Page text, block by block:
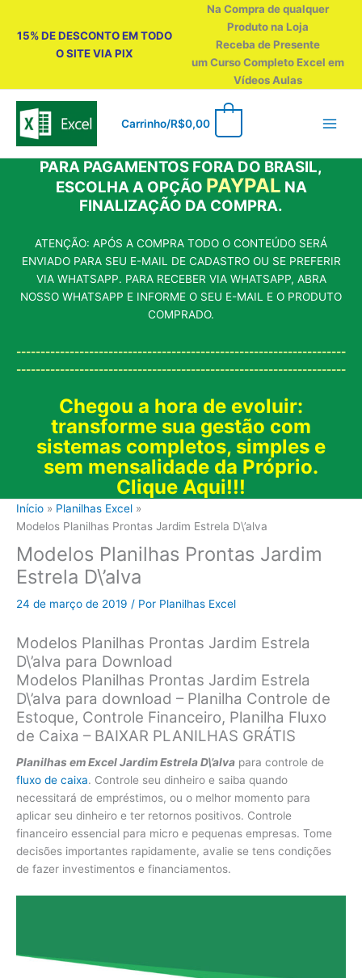
15% DE DESCONTO EM TODO
O SITE VIA PIX
Na Compra de qualquer
Produto na Loja
Receba de Presente
um Curso Completo Excel em
Vídeos Aulas
Carrinho/R$0,00
PARA PAGAMENTOS FORA DO BRASIL,
ESCOLHA A OPÇÃO PAYPAL NA
FINALIZAÇÃO DA COMPRA.
ATENÇÃO: APÓS A COMPRA TODO O CONTEÚDO SERÁ
ENVIADO PARA SEU E-MAIL DE CADASTRO OU SE PREFERIR
VIA WHATSAPP. PARA RECEBER VIA WHATSAPP, ABRA
NOSSO WHATSAPP E INFORME O SEU E-MAIL E O PRODUTO
COMPRADO.
--------------------------------------------------------------------
--------------------------------------------------------------------
Chegou a hora de evoluir:
transforme sua gestão com
sistemas completos, simples e
sem mensalidade da Próprio.
Clique Aqui!!!
Início
Planilhas Excel
Modelos Planilhas Prontas Jardim Estrela D\’alva
Modelos Planilhas Prontas Jardim
Estrela D\’alva
24 de março de 2019 / Por Planilhas Excel
Modelos Planilhas Prontas Jardim Estrela
D\’alva para Download
Modelos Planilhas Prontas Jardim Estrela
D\’alva para download – Planilha Controle de
Estoque, Controle Financeiro, Planilha Fluxo
de Caixa – BAIXAR PLANILHAS GRÁTIS
Planilhas em Excel Jardim Estrela D\’alva para controle de
fluxo de caixa. Controle seu dinheiro e saiba quando
necessitará de empréstimos, ou o melhor momento para
aplicar seu dinheiro e ter retornos positivos. Controle
financeiro essencial para micro e pequenas empresas. Tome
decisões importantes rapidamente, avalie se tens condições
de fazer investimentos e financiamentos.